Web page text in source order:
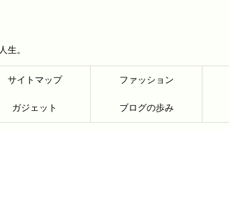
生。
サイトマップ ファッション
ガジェット ブログの歩み